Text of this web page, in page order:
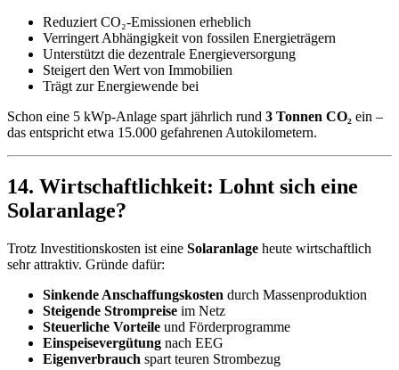
Reduziert CO₂-Emissionen erheblich
Verringert Abhängigkeit von fossilen Energieträgern
Unterstützt die dezentrale Energieversorgung
Steigert den Wert von Immobilien
Trägt zur Energiewende bei
Schon eine 5 kWp-Anlage spart jährlich rund 3 Tonnen CO₂ ein –
das entspricht etwa 15.000 gefahrenen Autokilometern.
14. Wirtschaftlichkeit: Lohnt sich eine
Solaranlage?
Trotz Investitionskosten ist eine Solaranlage heute wirtschaftlich
sehr attraktiv. Gründe dafür:
Sinkende Anschaffungskosten durch Massenproduktion
Steigende Strompreise im Netz
Steuerliche Vorteile und Förderprogramme
Einspeisevergütung nach EEG
Eigenverbrauch spart teuren Strombezug